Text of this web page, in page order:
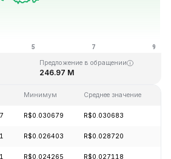
GMT+0 2026-08-09
Предложение в обращении
246.97 M
Минимум Среднее значение
R$0.030679 R$0.030683
R$0.026403 R$0.028720
R$0.024265 R$0.027118